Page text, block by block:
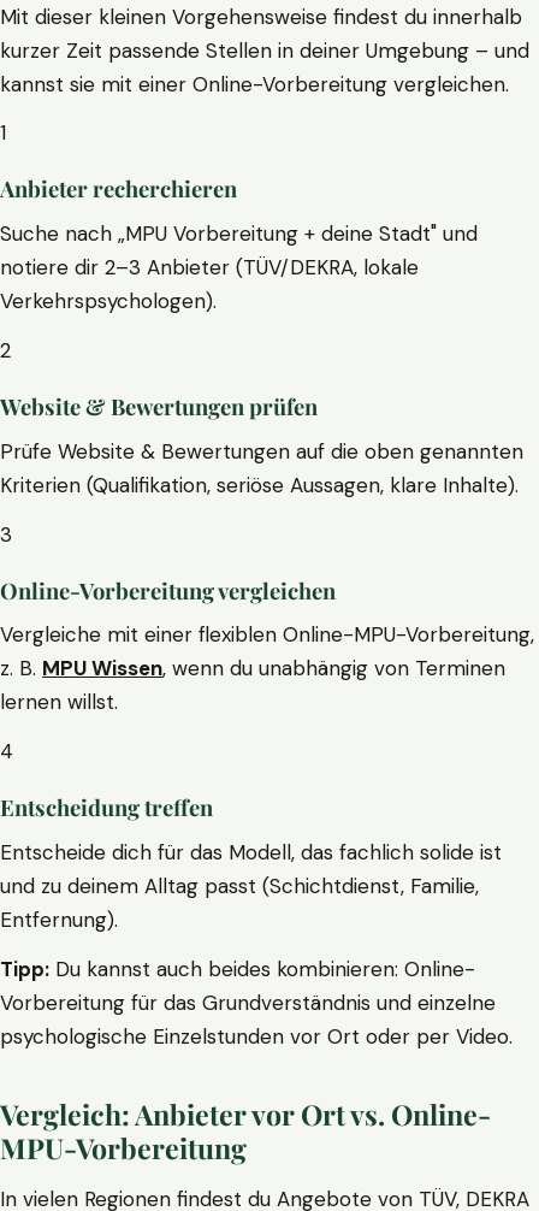
Mit dieser kleinen Vorgehensweise findest du innerhalb
kurzer Zeit passende Stellen in deiner Umgebung – und
kannst sie mit einer Online-Vorbereitung vergleichen.
1
Anbieter recherchieren
Suche nach „MPU Vorbereitung + deine Stadt" und
notiere dir 2–3 Anbieter (TÜV/DEKRA, lokale
Verkehrspsychologen).
2
Website & Bewertungen prüfen
Prüfe Website & Bewertungen auf die oben genannten
Kriterien (Qualifikation, seriöse Aussagen, klare Inhalte).
3
Online-Vorbereitung vergleichen
Vergleiche mit einer flexiblen Online-MPU-Vorbereitung,
z. B. MPU Wissen, wenn du unabhängig von Terminen
lernen willst.
4
Entscheidung treffen
Entscheide dich für das Modell, das fachlich solide ist
und zu deinem Alltag passt (Schichtdienst, Familie,
Entfernung).
Tipp: Du kannst auch beides kombinieren: Online-
Vorbereitung für das Grundverständnis und einzelne
psychologische Einzelstunden vor Ort oder per Video.
Vergleich: Anbieter vor Ort vs. Online-
MPU-Vorbereitung
In vielen Regionen findest du Angebote von TÜV, DEKRA